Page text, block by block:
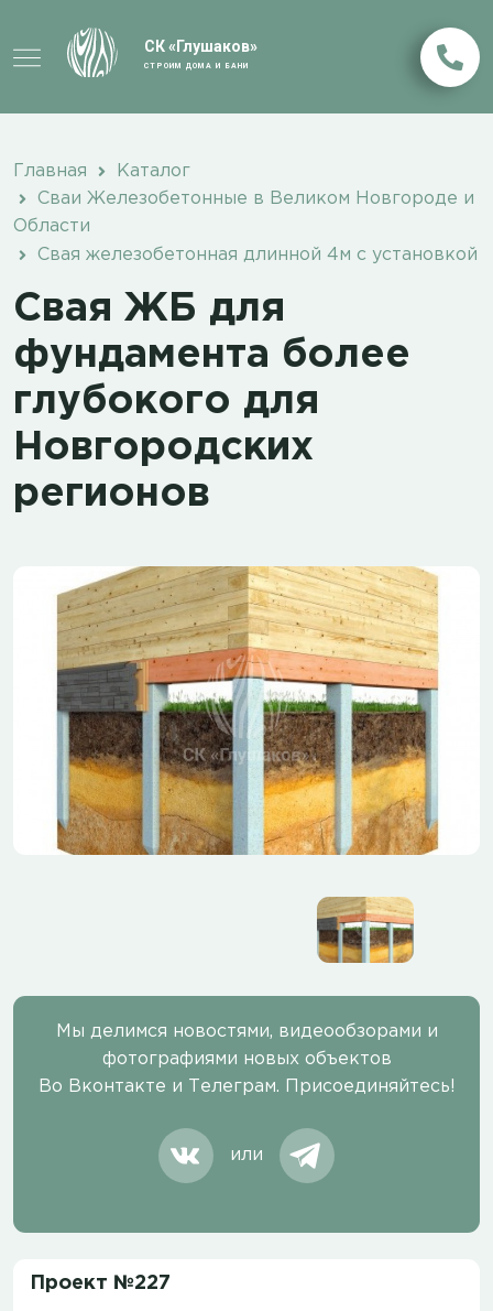
СК «Глушаков»
СТРОИМ ДОМА И БАНИ
Главная
Каталог
Сваи Железобетонные в Великом Новгороде и
Области
Свая железобетонная длинной 4м с установкой
Свая ЖБ для
фундамента более
глубокого для
Новгородских
регионов
Мы делимся новостями, видеообзорами и
фотографиями новых объектов
Во Вконтакте и Телеграм. Присоединяйтесь!
или
Проект №227